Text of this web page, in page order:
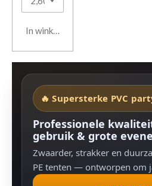
In winkelwagen
🔥 Supersterke PVC
Professionele
gebruik & grote
Zwaarder, strakker en
PE tenten — ontworpen om